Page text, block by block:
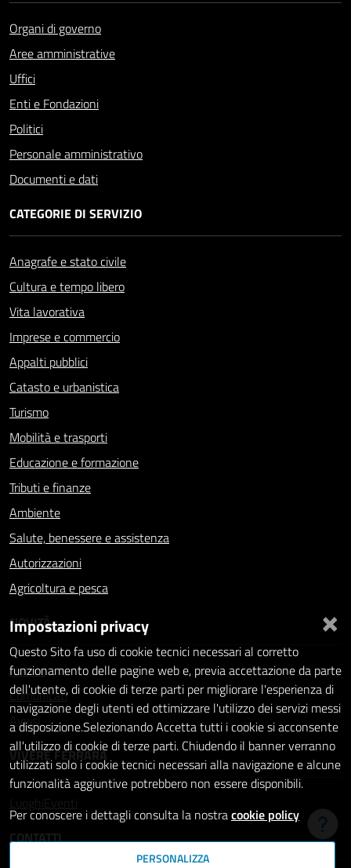
Organi di governo
Aree amministrative
Uffici
Enti e Fondazioni
Politici
Personale amministrativo
Documenti e dati
CATEGORIE DI SERVIZIO
Anagrafe e stato civile
Cultura e tempo libero
Vita lavorativa
Imprese e commercio
Appalti pubblici
Catasto e urbanistica
Turismo
Mobilità e trasporti
Educazione e formazione
Tributi e finanze
Ambiente
Salute, benessere e assistenza
Autorizzazioni
Agricoltura e pesca
NOVITÀ
Notizie
Comunicati
Avvisi
VIVERE FERRARA
Luoghi
Eventi
CONTATTI
×
Impostazioni privacy
Questo Sito fa uso di cookie tecnici necessari al corretto
funzionamento delle pagine web e, previa accettazione da parte
dell'utente, di cookie di terze parti per migliorare l'esperienza di
navigazione degli utenti ed ottimizzare l'utilizzo dei servizi messi
a disposizione.Selezionando Accetta tutti i cookie si acconsente
all'utilizzo di cookie di terze parti. Chiudendo il banner verranno
utilizzati solo i cookie tecnici necessari alla navigazione e alcune
funzionalità aggiuntive potrebbero non essere disponibili.
Per conoscere i dettagli consulta la nostracookie policy
PERSONALIZZA
Hai